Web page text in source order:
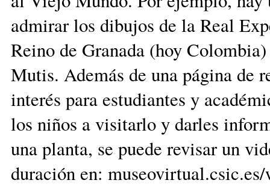
admirar los dibujos de la Real
Reino de Granada (hoy
Mutis. Además de una página de
interés para estudiantes y
los niños a visitarlo y darles
una planta, se puede revisar un
duración en: